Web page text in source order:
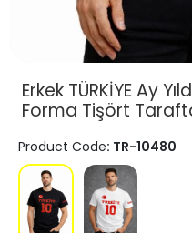
Erkek TÜRKİYE Ay
Forma Tişört
Product Code: TR-10480